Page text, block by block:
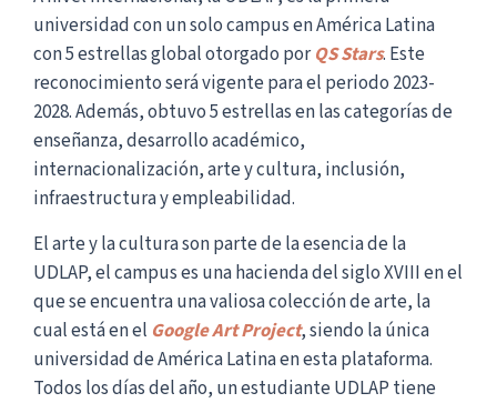
universidad con un solo campus en América Latina
con 5 estrellas global otorgado porQS Stars. Este
reconocimiento será vigente para el periodo 2023-
2028. Además, obtuvo 5 estrellas en las categorías de
enseñanza, desarrollo académico,
internacionalización, arte y cultura, inclusión,
infraestructura y empleabilidad.
El arte y la cultura son parte de la esencia de la
UDLAP, el campus es una hacienda del siglo XVIII en el
que se encuentra una valiosa colección de arte, la
cual está en el Google Art Project, siendo la única
universidad de América Latina en esta plataforma.
Todos los días del año, un estudiante UDLAP tiene